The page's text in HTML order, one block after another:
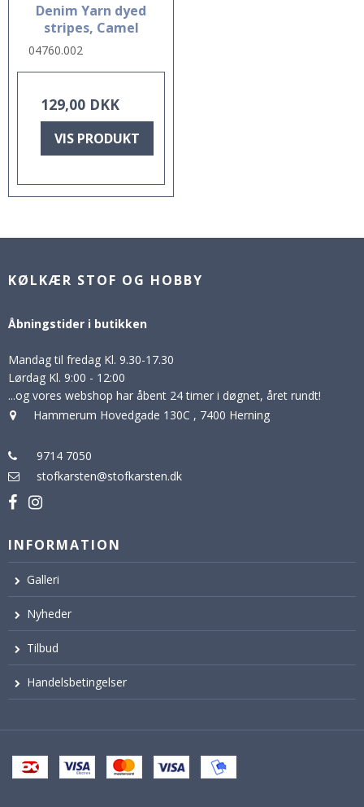
Denim Yarn dyed
stripes, Camel
04760.002
129,00 DKK
VIS PRODUKT
KØLKÆR STOF OG HOBBY
Åbningstider i butikken
Mandag til fredag Kl. 9.30-17.30
Lørdag Kl. 9:00 - 12:00
...og vores webshop har åbent 24 timer i døgnet, året rundt!
Hammerum Hovedgade 130C , 7400 Herning
9714 7050
stofkarsten@stofkarsten.dk
INFORMATION
Galleri
Nyheder
Tilbud
Handelsbetingelser